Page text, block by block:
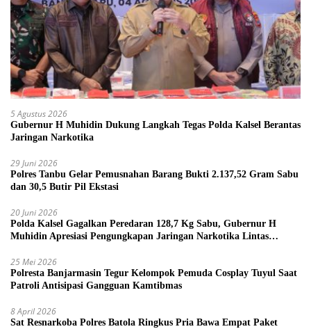
5 Agustus 2026
Gubernur H Muhidin Dukung Langkah Tegas Polda Kalsel Berantas
Jaringan Narkotika
29 Juni 2026
Polres Tanbu Gelar Pemusnahan Barang Bukti 2.137,52 Gram Sabu
dan 30,5 Butir Pil Ekstasi
20 Juni 2026
Polda Kalsel Gagalkan Peredaran 128,7 Kg Sabu, Gubernur H
Muhidin Apresiasi Pengungkapan Jaringan Narkotika Lintas
25 Mei 2026
Polresta Banjarmasin Tegur Kelompok Pemuda Cosplay Tuyul Saat
Patroli Antisipasi Gangguan Kamtibmas
8 April 2026
Sat Resnarkoba Polres Batola Ringkus Pria Bawa Empat Paket